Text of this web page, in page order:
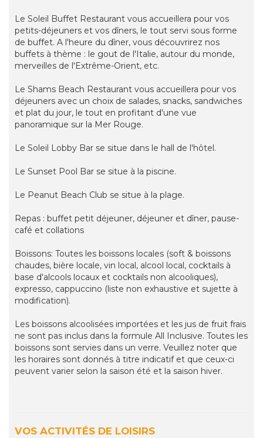
Le Soleil Buffet Restaurant vous accueillera pour vos
petits-déjeuners et vos dîners, le tout servi sous forme
de buffet. A l'heure du dîner, vous découvrirez nos
buffets à thème : le gout de l'Italie, autour du monde,
merveilles de l'Extrême-Orient, etc.
Le Shams Beach Restaurant vous accueillera pour vos
déjeuners avec un choix de salades, snacks, sandwiches
et plat du jour, le tout en profitant d'une vue
panoramique sur la Mer Rouge.
Le Soleil Lobby Bar se situe dans le hall de l'hôtel.
Le Sunset Pool Bar se situe à la piscine.
Le Peanut Beach Club se situe à la plage.
Repas : buffet petit déjeuner, déjeuner et dîner, pause-
café et collations
Boissons: Toutes les boissons locales (soft & boissons
chaudes, bière locale, vin local, alcool local, cocktails à
base d'alcools locaux et cocktails non alcooliques),
expresso, cappuccino (liste non exhaustive et sujette à
modification).
Les boissons alcoolisées importées et les jus de fruit frais
ne sont pas inclus dans la formule All Inclusive. Toutes les
boissons sont servies dans un verre. Veuillez noter que
les horaires sont donnés à titre indicatif et que ceux-ci
peuvent varier selon la saison été et la saison hiver.
VOS ACTIVITÉS DE LOISIRS